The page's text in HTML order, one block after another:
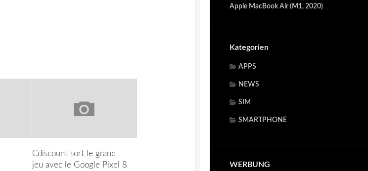
Apple MacBook Air (M1, 2020)
Kategorien
APPS
NEWS
SIM
SMARTPHONE
WERBUNG
Cdiscount sort le grand
jeu avec le Google Pixel 8